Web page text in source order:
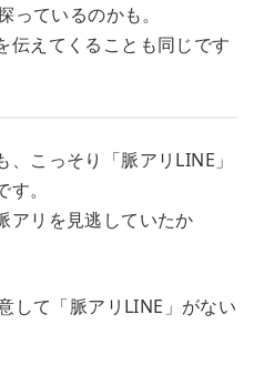
っているのかも。
伝えてくることも同じです
こっそり「脈アリLINE」
。
アリを見逃していたか
して「脈アリLINE」がない